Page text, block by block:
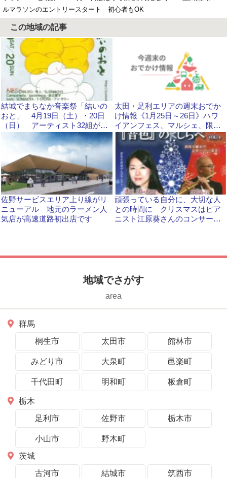
ルマラソンのエントリースタート 初心者もOK
この地域の記事
結城でまちなか音楽祭「結いの
おと」 4月19日（土）・20日
（日） アーティスト32組が出
演 北部市街地
太田・足利エリアの週末おでか
け情報《1月25日～26日》ハワ
イアンフェス、マルシェ、限定
メニューなど
佐野サービスエリア上り線がリ
ニューアル 地元のラーメン人
気店が高速道路初出店です
頑張っている自分に、大切な人
との時間に クリスマスはピア
ニスト江原葵さんのコンサー
地域でさがす
area
群馬
桐生市
太田市 館林市
みどり市 大泉町 邑楽町
千代田町 明和町 板倉町
栃木
足利市
佐野市 栃木市
小山市
野木町
茨城
古河市
結城市 筑西市